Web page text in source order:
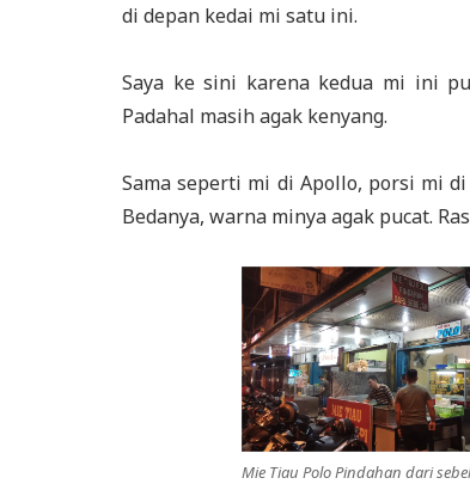
di depan kedai mi satu ini.
Saya ke sini karena kedua mi ini
Padahal masih agak kenyang.
Sama seperti mi di Apollo, porsi mi
Bedanya, warna minya agak pucat.
Mie Tiau Polo Pindahan dari